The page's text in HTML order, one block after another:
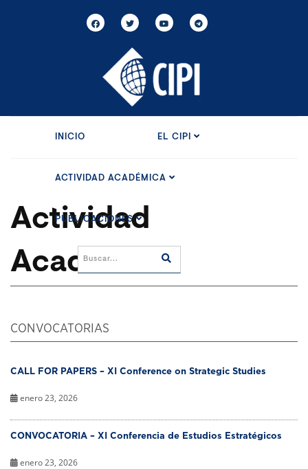
INICIO EL CIPI
ACTIVIDAD ACADÉMICA
PUBLICACIONES
Actividad
Académica
CONVOCATORIAS
CALL FOR PAPERS – XI Conference on Strategic Studies
enero 23, 2026
CONVOCATORIA – XI Conferencia de Estudios Estratégicos
enero 23, 2026